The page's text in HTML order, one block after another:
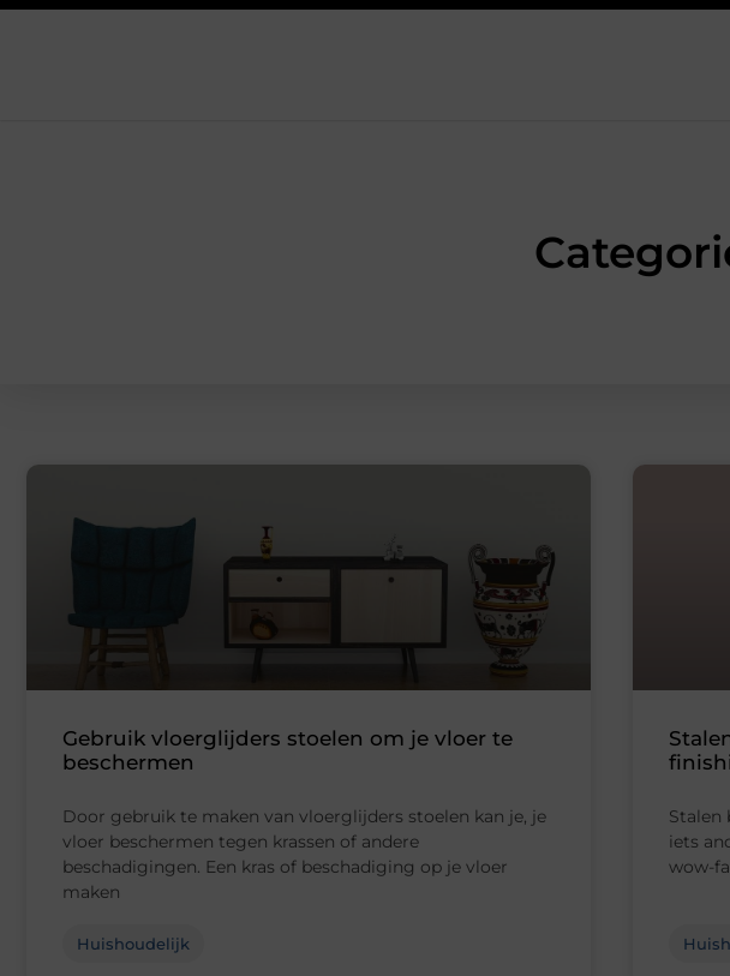
Gebruik vloerglijders stoelen om je vloer te
beschermen
Door gebruik te maken van vloerglijders stoelen kan je, je
vloer beschermen tegen krassen of andere
beschadigingen. Een kras of beschadiging op je vloer
maken
Huishoudelijk
Stalen
iets
wow-